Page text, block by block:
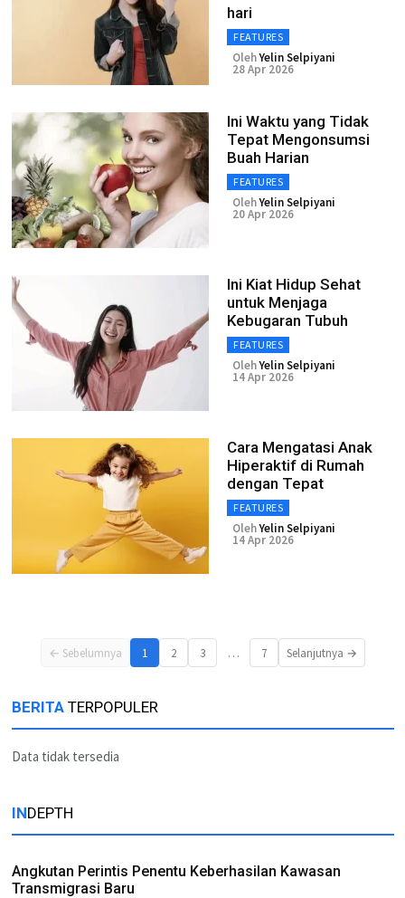
hari
FEATURES
OlehYelin Selpiyani
28 Apr 2026
Ini Waktu yang Tidak
Tepat Mengonsumsi
Buah Harian
FEATURES
OlehYelin Selpiyani
20 Apr 2026
Ini Kiat Hidup Sehat
untuk Menjaga
Kebugaran Tubuh
FEATURES
OlehYelin Selpiyani
14 Apr 2026
Cara Mengatasi Anak
Hiperaktif di Rumah
dengan Tepat
FEATURES
OlehYelin Selpiyani
14 Apr 2026
← Sebelumnya 1 2 3 … 7 Selanjutnya →
BERITA TERPOPULER
Data tidak tersedia
INDEPTH
Angkutan Perintis Penentu Keberhasilan Kawasan
Transmigrasi Baru